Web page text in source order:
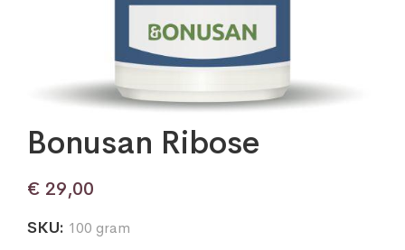
Bonusan Ribose
€ 29,00
SKU: 100 gram